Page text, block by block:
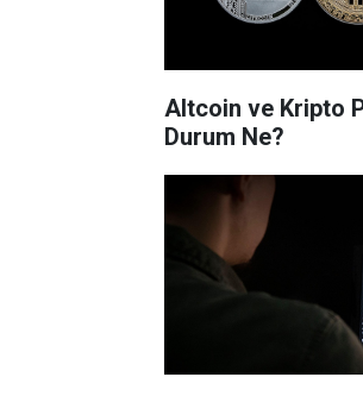
Altcoin ve Kripto
Durum Ne?